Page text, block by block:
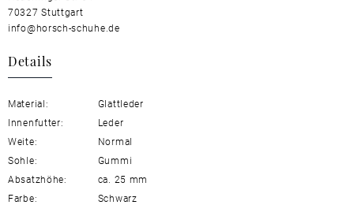
70327 Stuttgart
info@horsch-schuhe.de
Details
Material:
Glattleder
Innenfutter:
Leder
Weite:
Normal
Sohle:
Gummi
Absatzhöhe:
ca. 25 mm
Farbe:
Schwarz